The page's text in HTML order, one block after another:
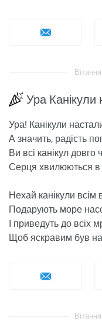
Ура Канікули
Ура! Канікули
А значить, радість
Ви всі канікул довго
Серця хвилюються в
Нехай канікули всім
Подарують море
І приведуть до всіх
Щоб яскравим був